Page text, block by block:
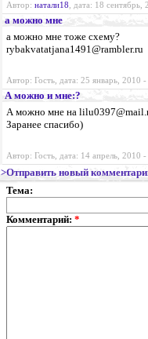
Автор: натали18 , дата: 18
а можно мне
а можно мне тоже схему?
rybakvatatjana1491@rambler.ru
Автор: Гость, дата: 25 январь, 2010
А можно и мне:?
А можно мне на
Заранее спасибо)
Автор: Гость, дата: 14 апрель, 2010
>Отправить новый
Тема:
Комментарий: *